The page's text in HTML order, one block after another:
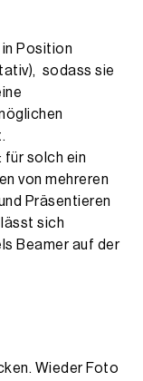
Position
sodass sie
für solch ein
von mehreren
Präsentieren
sich
Beamer auf der
Wieder Foto